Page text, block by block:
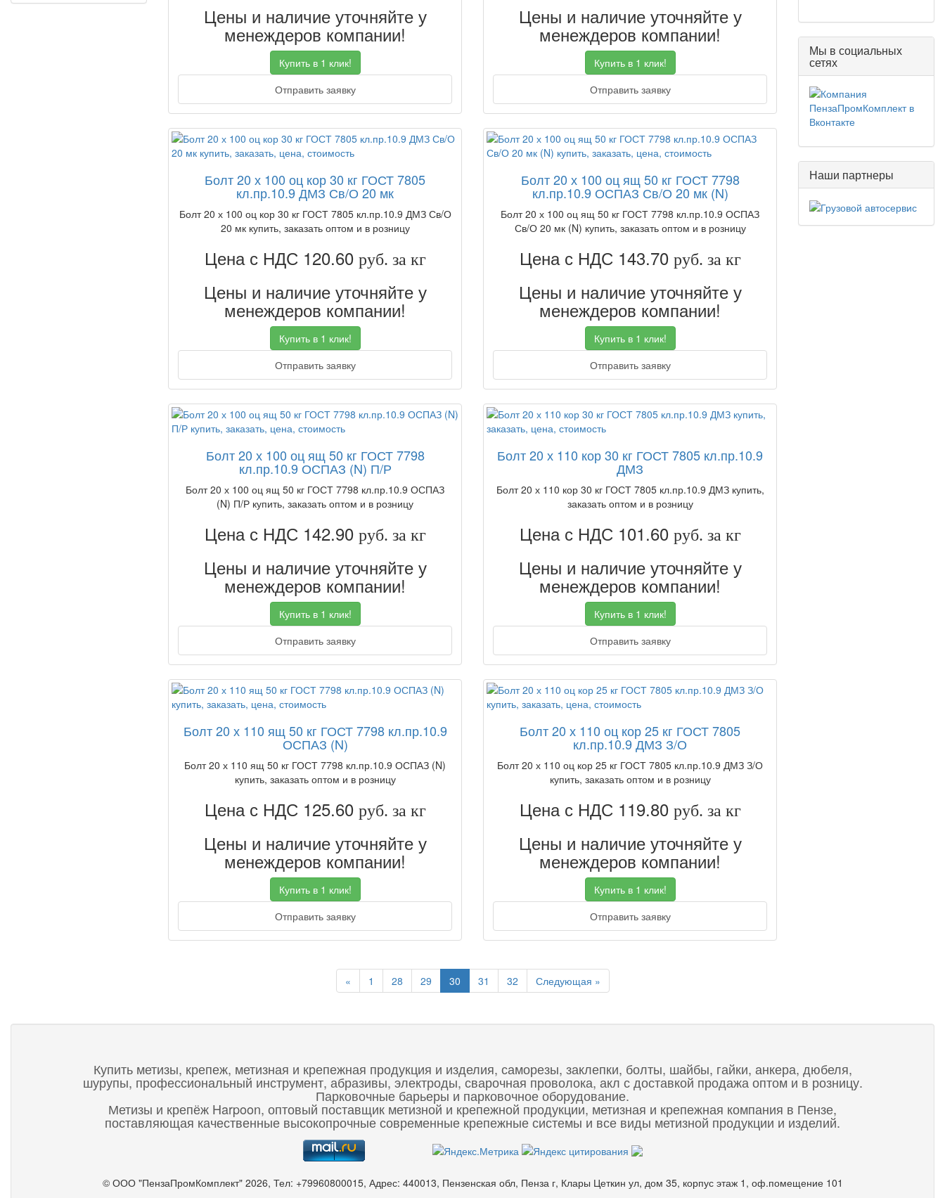
Цены и наличие уточняйте у
менеждеров компании!
Купить в 1 клик!
Отправить заявку
Цены и наличие уточняйте у
менеждеров компании!
Купить в 1 клик!
Отправить заявку
Болт 20 х 100 оц кор 30 кг ГОСТ 7805
кл.пр.10.9 ДМЗ Св/О 20 мк
Болт 20 х 100 оц кор 30 кг ГОСТ 7805 кл.пр.10.9 ДМЗ Св/О
20 мк купить, заказать оптом и в розницу
Цена с НДС 120.60 руб. за кг
Цены и наличие уточняйте у
менеждеров компании!
Купить в 1 клик!
Отправить заявку
Болт 20 х 100 оц ящ 50 кг ГОСТ 7798
кл.пр.10.9 ОСПАЗ Св/О 20 мк (N)
Болт 20 х 100 оц ящ 50 кг ГОСТ 7798 кл.пр.10.9 ОСПАЗ
Св/О 20 мк (N) купить, заказать оптом и в розницу
Цена с НДС 143.70 руб. за кг
Цены и наличие уточняйте у
менеждеров компании!
Купить в 1 клик!
Отправить заявку
Болт 20 х 100 оц ящ 50 кг ГОСТ 7798
кл.пр.10.9 ОСПАЗ (N) П/Р
Болт 20 х 100 оц ящ 50 кг ГОСТ 7798 кл.пр.10.9 ОСПАЗ
(N) П/Р купить, заказать оптом и в розницу
Цена с НДС 142.90 руб. за кг
Цены и наличие уточняйте у
менеждеров компании!
Купить в 1 клик!
Отправить заявку
Болт 20 х 110 кор 30 кг ГОСТ 7805 кл.пр.10.9
ДМЗ
Болт 20 х 110 кор 30 кг ГОСТ 7805 кл.пр.10.9 ДМЗ купить,
заказать оптом и в розницу
Цена с НДС 101.60 руб. за кг
Цены и наличие уточняйте у
менеждеров компании!
Купить в 1 клик!
Отправить заявку
Болт 20 х 110 ящ 50 кг ГОСТ 7798 кл.пр.10.9
ОСПАЗ (N)
Болт 20 х 110 ящ 50 кг ГОСТ 7798 кл.пр.10.9 ОСПАЗ (N)
купить, заказать оптом и в розницу
Цена с НДС 125.60 руб. за кг
Цены и наличие уточняйте у
менеждеров компании!
Купить в 1 клик!
Отправить заявку
Болт 20 х 110 оц кор 25 кг ГОСТ 7805
кл.пр.10.9 ДМЗ З/О
Болт 20 х 110 оц кор 25 кг ГОСТ 7805 кл.пр.10.9 ДМЗ З/О
купить, заказать оптом и в розницу
Цена с НДС 119.80 руб. за кг
Цены и наличие уточняйте у
менеждеров компании!
Купить в 1 клик!
Отправить заявку
«Previous
1 28 29 30 31 32 Следующая »Next
Мы в социальных
сетях
Наши партнеры
Купить метизы, крепеж, метизная и крепежная продукция и изделия, саморезы, заклепки, болты, шайбы, гайки, анкера, дюбеля,
шурупы, профессиональный инструмент, абразивы, электроды, сварочная проволока, акл с доставкой продажа оптом и в розницу.
Парковочные барьеры и парковочное оборудование.
Метизы и крепёж Harpoon, оптовый поставщик метизной и крепежной продукции, метизная и крепежная компания в Пензе,
поставляющая качественные высокопрочные современные крепежные системы и все виды метизной продукции и изделий.
© ООО "ПензаПромКомплект"2026, Тел: +79960800015, Адрес: 440013, Пензенская обл, Пенза г, Клары Цеткин ул, дом 35, корпус этаж 1, оф.помещение 101